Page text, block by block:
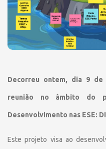
Decorreu ontem, dia 9
reunião no âmbito do
Desenvolvimento nas ESE:
Este projeto visa ao